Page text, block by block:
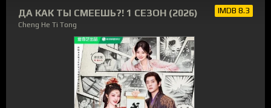
ДА КАК ТЫ СМЕЕШЬ?! 1 СЕЗОН (2026)
Cheng He Ti Tong
IMDB 8.3